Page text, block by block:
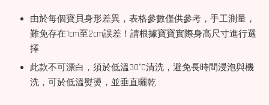
由於每個寶貝身形差異，表格參數僅供參考，手工測量，
難免存在1cm至2cm誤差！請根據寶寶實際身高尺寸進行選
擇
此款不可漂白，須於低溫30°C清洗，避免長時間浸泡與機
洗，可於低溫熨燙，並垂直曬乾